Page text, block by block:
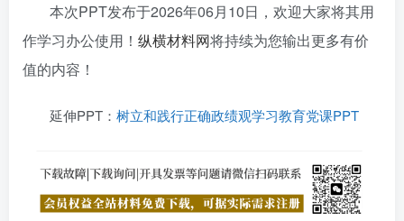
本次PPT发布于2026年06月10日，欢迎大家将其用
作学习办公使用！ 纵横材料网将持续为您输出更多有价
值的内容！
延伸PPT： 树立和践行正确政绩观学习教育党课PPT